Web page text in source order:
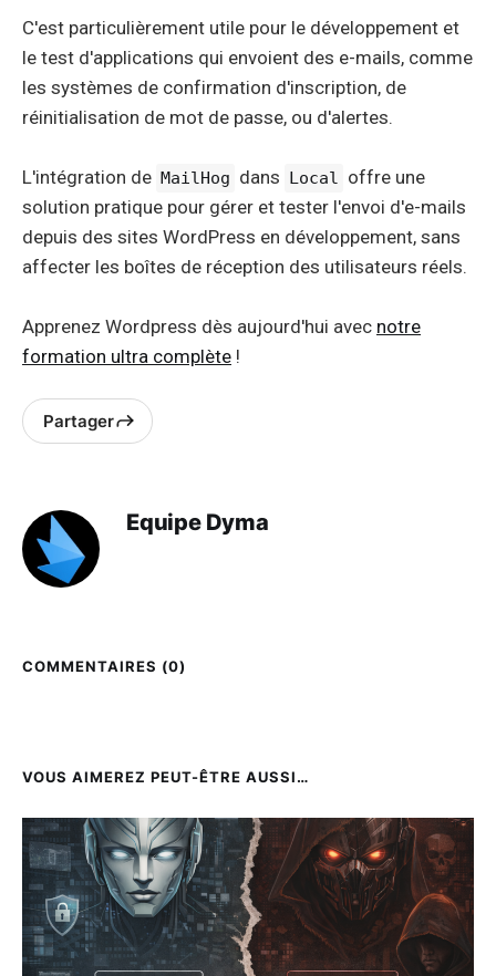
C'est particulièrement utile pour le développement et
le test d'applications qui envoient des e-mails, comme
les systèmes de confirmation d'inscription, de
réinitialisation de mot de passe, ou d'alertes.
L'intégration de MailHog dans Local offre une
solution pratique pour gérer et tester l'envoi d'e-mails
depuis des sites WordPress en développement, sans
affecter les boîtes de réception des utilisateurs réels.
Apprenez Wordpress dès aujourd'hui avec notre
formation ultra complète !
Partager
Equipe Dyma
COMMENTAIRES (0)
VOUS AIMEREZ PEUT-ÊTRE AUSSI…